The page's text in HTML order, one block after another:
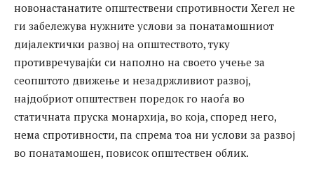
новонастанатите општествени спротивности Хегел не
ги забележува нужните услови за понатамошниот
дијалектички развој на општеството, туку
противречувајќи си наполно на своето учење за
сеопштото движење и незадржливиот развој,
најдобриот општествен поредок го наоѓа во
статичната пруска монархија, во која, според него,
нема спротивности, па спрема тоа ни услови за развој
во понатамошен, повисок општествен облик.